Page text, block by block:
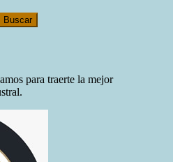
para traerte la mejor